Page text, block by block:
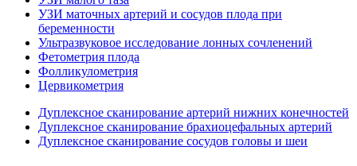
УЗИ маточных артерий и сосудов плода при
беременности
Ультразвуковое исследование лонных сочленений
Фетометрия плода
Фолликулометрия
Цервикометрия
Дуплексное сканирование артерий нижних конечностей
Дуплексное сканирование брахиоцефальных артерий
Дуплексное сканирование сосудов головы и шеи